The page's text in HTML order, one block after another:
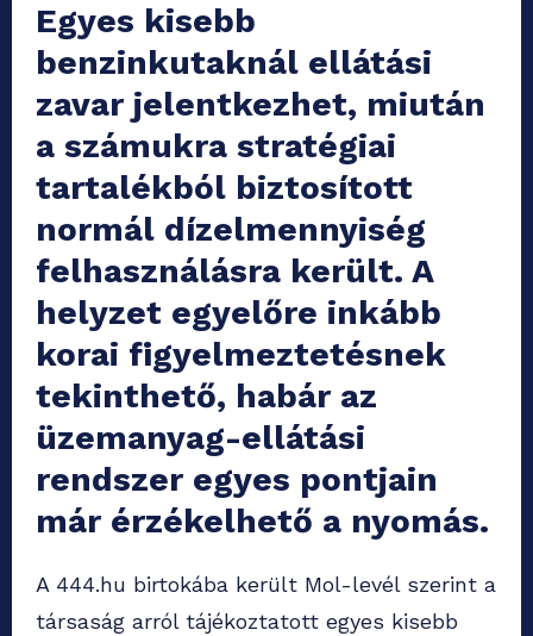
Egyes kisebb
benzinkutaknál ellátási
zavar jelentkezhet, miután
a számukra stratégiai
tartalékból biztosított
normál dízelmennyiség
felhasználásra került. A
helyzet egyelőre inkább
korai figyelmeztetésnek
tekinthető, habár az
üzemanyag-ellátási
rendszer egyes pontjain
már érzékelhető a nyomás.
A 444.hu birtokába került Mol-levél szerint a
társaság arról tájékoztatott egyes kisebb